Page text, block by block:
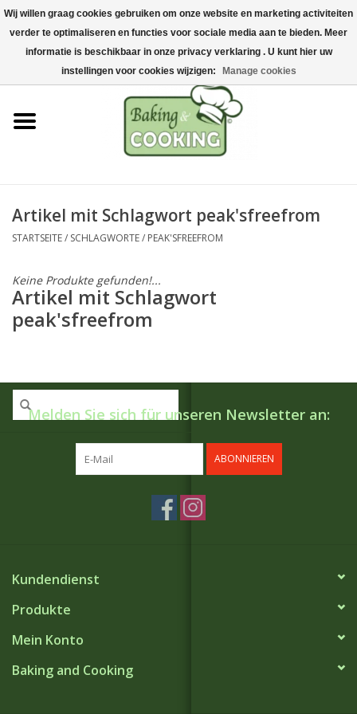
Startseite
Koch-&Backutensilien
Maschinen & Teile
Edelstahl
Rohstoffe & Präsentation
Artikel mit Schlagwort peak'sfreefrom
STARTSEITE/ SCHLAGWORTE/ PEAK'SFREEFROM
Keine Produkte gefunden!...
Artikel mit Schlagwort
peak'sfreefrom
Melden Sie sich für unseren Newsletter an:
ABONNIEREN
Kundendienst
Produkte
Mein Konto
Baking and Cooking
Wij willen graag cookies gebruiken om onze website en marketing activiteiten
verder te optimaliseren en functies voor sociale media aan te bieden. Meer
informatie is beschikbaar in onze privacy verklaring . U kunt hier uw
instellingen voor cookies wijzigen:
Manage cookies